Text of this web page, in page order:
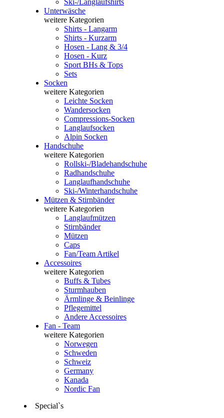
Ski-/Langlaufshirts
Unterwäsche
weitere Kategorien
Shirts - Langarm
Shirts - Kurzarm
Hosen - Lang & 3/4
Hosen - Kurz
Sport BHs & Tops
Sets
Socken
weitere Kategorien
Leichte Socken
Wandersocken
Compressions-Socken
Langlaufsocken
Alpin Socken
Handschuhe
weitere Kategorien
Rollski-/Bladehandschuhe
Radhandschuhe
Langlaufhandschuhe
Ski-/Winterhandschuhe
Mützen & Stirnbänder
weitere Kategorien
Langlaufmützen
Stirnbänder
Mützen
Caps
Fan/Team Artikel
Accessoires
weitere Kategorien
Buffs & Tubes
Sturmhauben
Ärmlinge & Beinlinge
Pflegemittel
Andere Accessoires
Fan - Team
weitere Kategorien
Norwegen
Schweden
Schweiz
Germany
Kanada
Nordic Fan
Special`s